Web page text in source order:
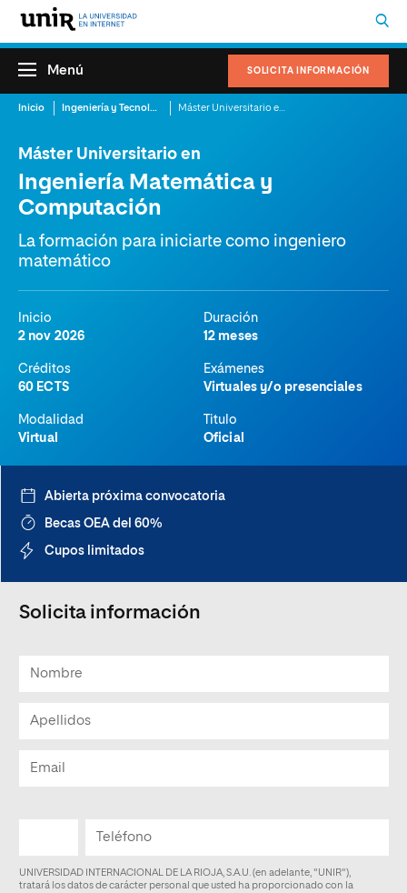
SOLICITA INFORMACIÓN
Menú
Inicio Ingeniería y Tecnología
Máster Universitario en
Ingeniería Matemática y
Computación
La formación para iniciarte como ingeniero
matemático
Inicio
2 nov 2026
Duración
12 meses
Créditos
60 ECTS
Exámenes
Virtuales y/o presenciales
Modalidad
Virtual
Titulo
Oficial
Abierta próxima convocatoria
Becas OEA del 60%
Cupos limitados
Solicita información